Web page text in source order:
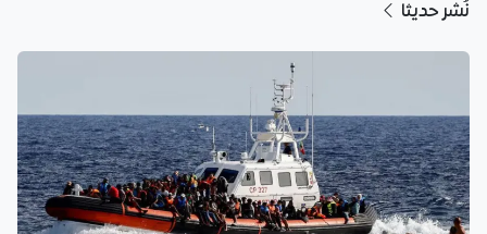
نُشر حديثا